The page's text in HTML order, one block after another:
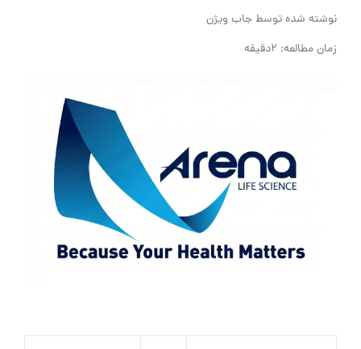
نوشته شده توسطجاب ویژن
زمان مطالعه: 2دقیقه